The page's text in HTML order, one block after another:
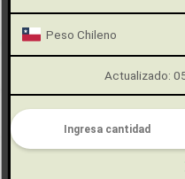
Peso Chileno
Actualizado: